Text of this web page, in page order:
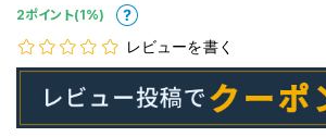
2ポイント(1%)
レビューを書く